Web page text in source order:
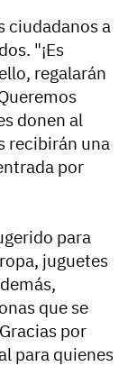
ciudadanos a
"¡Es
regalarán
donen al
recibirán una
por
para
juguetes
que se
por
para quienes